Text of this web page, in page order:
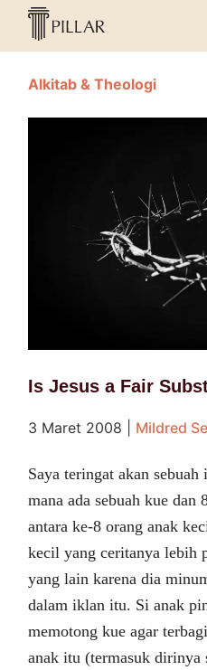
Alkitab & Theologi
Is Jesus a Fair
3 Maret 2008 Mildred
Saya teringat akan
mana ada sebuah kue
antara ke-8 orang anak
kecil yang ceritanya lebih
yang lain karena dia
dalam iklan itu. Si anak
memotong kue agar
anak itu (termasuk dirinya